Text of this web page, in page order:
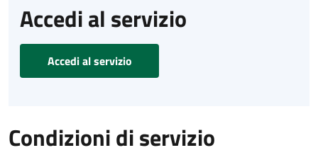
Accedi al servizio
Accedi al servizio
Condizioni di servizio